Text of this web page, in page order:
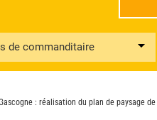
de commanditaire
: réalisation du plan de paysage